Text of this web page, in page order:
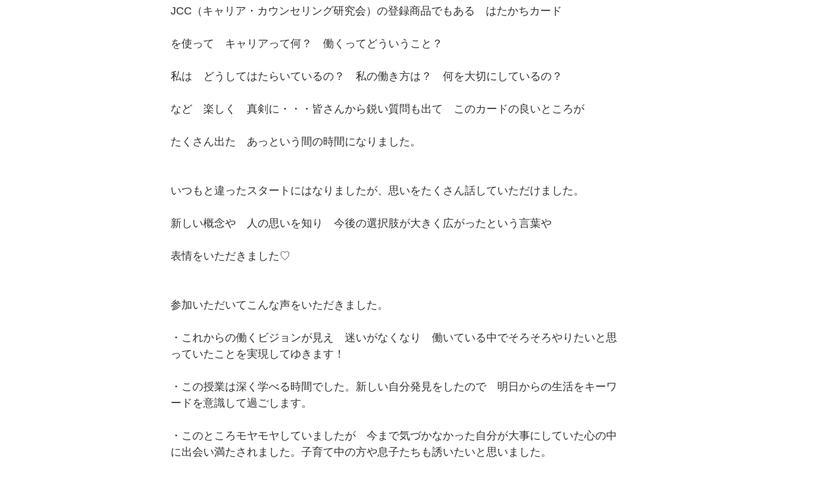
JCC（キャリア・カウンセリング研究会）の登録商品でもある　はたかちカード
を使って　キャリアって何？　働くってどういうこと？
私は　どうしてはたらいているの？　私の働き方は？　何を大切にしているの？
など　楽しく　真剣に・・・皆さんから鋭い質問も出て　このカードの良いところが
たくさん出た　あっという間の時間になりました。
いつもと違ったスタートにはなりましたが、思いをたくさん話していただけました。
新しい概念や　人の思いを知り　今後の選択肢が大きく広がったという言葉や
表情をいただきました♡
参加いただいてこんな声をいただきました。
・これからの働くビジョンが見え　迷いがなくなり　働いている中でそろそろやりたいと思
っていたことを実現してゆきます！
・この授業は深く学べる時間でした。新しい自分発見をしたので　明日からの生活をキーワ
ードを意識して過ごします。
・このところモヤモヤしていましたが　今まで気づかなかった自分が大事にしていた心の中
に出会い満たされました。子育て中の方や息子たちも誘いたいと思いました。